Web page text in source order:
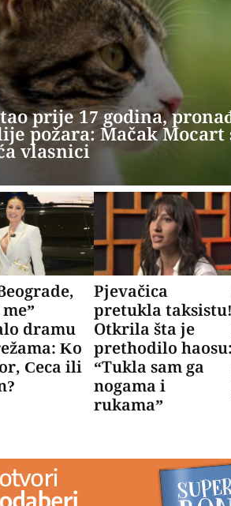
prije 17 godina,
požara: Mačak Mocart
vlasnici
dramu
Ko
Ceca ili
Pjevačica
pretukla taksistu!
Otkrila šta je
prethodilo haosu:
“Tukla sam ga
nogama i
rukama”